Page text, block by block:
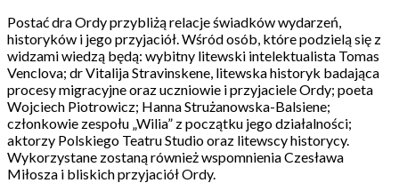
Postać dra Ordy przybliżą relacje świadków wydarzeń,
historyków i jego przyjaciół. Wśród osób, które podzielą się z
widzami wiedzą będą: wybitny litewski intelektualista Tomas
Venclova; dr Vitalija Stravinskene, litewska historyk badająca
procesy migracyjne oraz uczniowie i przyjaciele Ordy; poeta
Wojciech Piotrowicz; Hanna Strużanowska-Balsiene;
członkowie zespołu „Wilia” z początku jego działalności;
aktorzy Polskiego Teatru Studio oraz litewscy historycy.
Wykorzystane zostaną również wspomnienia Czesława
Miłosza i bliskich przyjaciół Ordy.